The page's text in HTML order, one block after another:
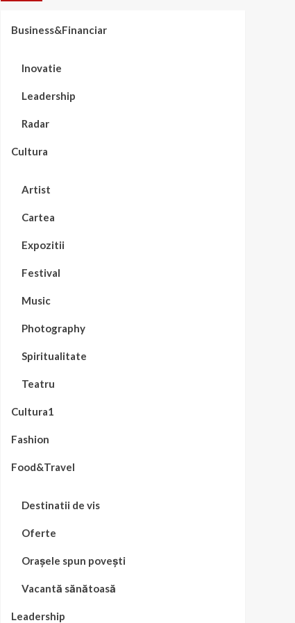
Business&Financiar
Inovatie
Leadership
Radar
Cultura
Artist
Cartea
Expozitii
Festival
Music
Photography
Spiritualitate
Teatru
Cultura1
Fashion
Food&Travel
Destinatii de vis
Oferte
Orașele spun povești
Vacantă sănătoasă
Leadership